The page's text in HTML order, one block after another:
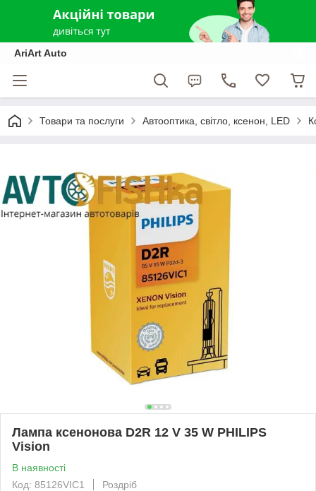
AriArt Auto
Товари та послуги Автооптика, світло, ксенон, LED
Лампа ксенонова D2R 12 V 35 W PHILIPS
Vision
В наявності
Код: 85126VIC1
Роздріб